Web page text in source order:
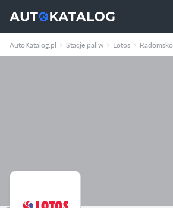
AutoKatalog.pl Stacje paliw Lotos Radomsko